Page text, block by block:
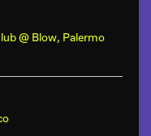
@ Blow, Palermo